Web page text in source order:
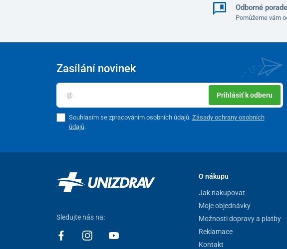
Odborné
Pomůžeme vám
Zasílání novinek
Prihlásiť k odberu
Souhlasím se zpracováním osobních údajů. Zásady ochrany osobních
údajů.
Sledujte nás na:
O nákupu
Jak nakupovat
Moje objednávky
Možnosti dopravy a platby
Reklamace
Kontakt